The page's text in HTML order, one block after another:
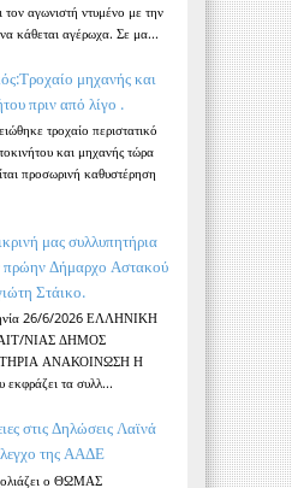
αγωνιστή ντυμένο με την
κάθεται αγέρωχα. Σε μα...
μηχανής και
πριν από λίγο .
τροχαίο περιστατικό
και μηχανής τώρα
προσωρινή καθυστέρηση
μας συλλυπητήρια
πρώην Δήμαρχο Αστακού
Στάικο.
26/6/2026 ΕΛΛΗΝΙΚΗ
ΝΙΑΣ ΔΗΜΟΣ
ΑΝΑΚΟΙΝΩΣΗ Η
τα συλλ...
στις Δηλώσεις Λαϊνά
της ΑΑΔΕ
ο ΘΩΜΑΣ